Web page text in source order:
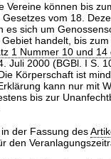
Vereine können bis
vom 18.
es sich um
handelt, bis
1 Nummer 10 und
Juli 2000 (BGBl. I S.
Körperschaft ist
kann nur mit
bis zur
in der Fassung des
den